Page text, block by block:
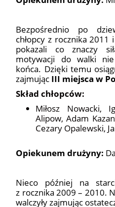
Bezpośrednio po
chłopcy z rocznika 2011
pokazali co znaczy
motywacji do walki
końca. Dzięki temu
zajmując III miejsca w
Skład chłopców:
Miłosz Nowacki,
Alipow, Adam
Cezary Opalewski,
Opiekunem drużyny:
Nieco później na
z rocznika 2009 – 2010.
walczyły zajmując